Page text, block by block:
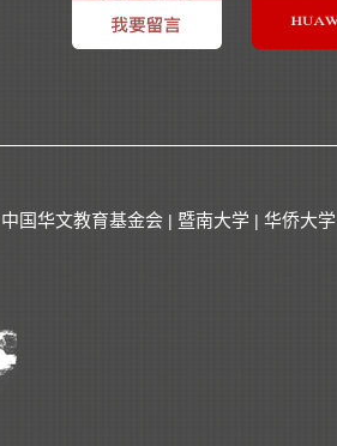
中国华文教育基金会 | 暨南大学 | 华侨大学